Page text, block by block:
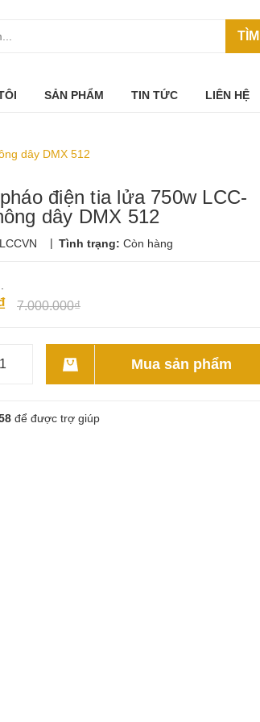
TÌM
SẢN PHẨM TIN TỨC LIÊN HỆ
dây DMX 512
điện tia lửa 750w LCC-
dây DMX 512
LCCVN | Tình trạng: Còn hàng
7.000.000₫
Mua sản phẩm
để được trợ giúp